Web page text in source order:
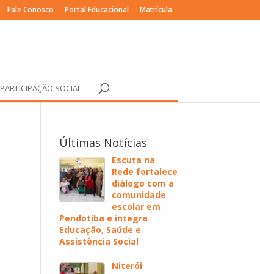
Fale Conosco Portal Educacional Matrícula
PARTICIPAÇÃO SOCIAL
Últimas Notícias
Escuta na
Rede fortalece
diálogo com a
comunidade
escolar em
Pendotiba e integra
Educação, Saúde e
Assistência Social
Niterói